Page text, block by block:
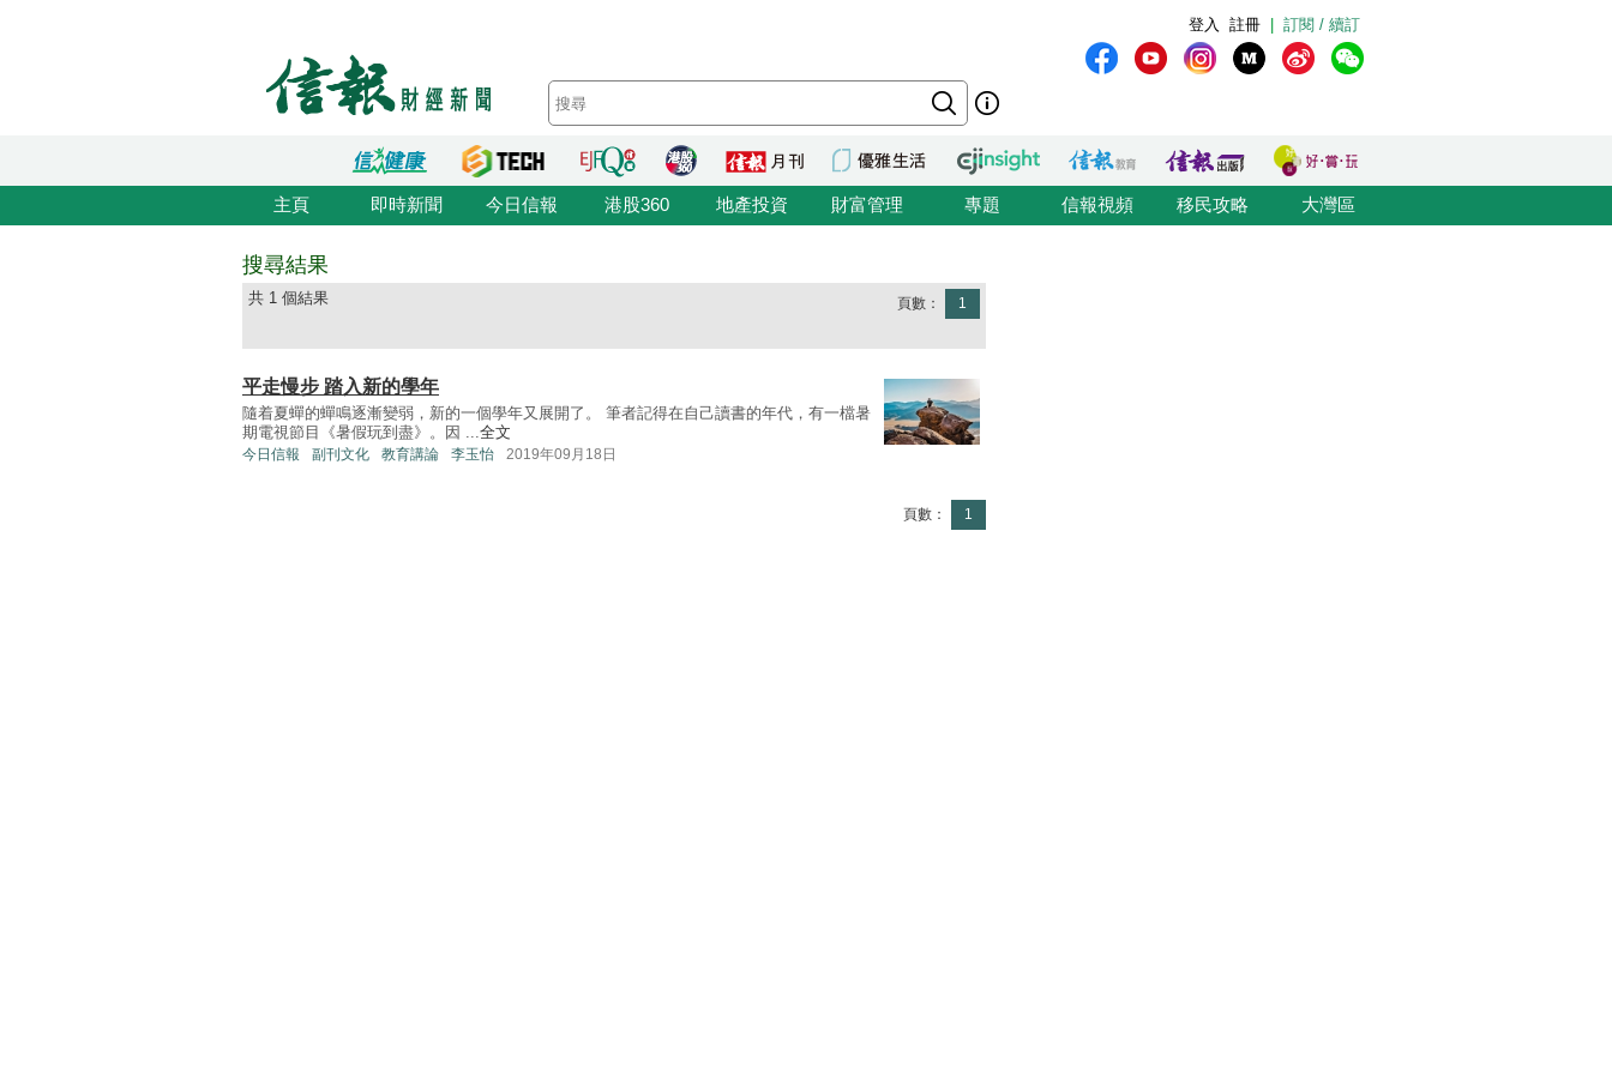
訂閱 / 續訂
註冊
登入
主頁 即時新聞 今日信報 港股360 地產投資 財富管理 專題 信報視頻 移民攻略 大灣區
搜尋結果
共 1 個結果 頁數： 1
平走慢步 踏入新的學年
隨着夏蟬的蟬鳴逐漸變弱，新的一個學年又展開了。 筆者記得在自己讀書的年代，有一檔暑
期電視節目《暑假玩到盡》。因 ...全文
今日信報 副刊文化 教育講論 李玉怡 2019年09月18日
頁數： 1